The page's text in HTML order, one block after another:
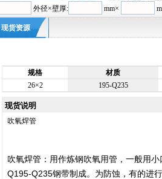
外径×壁厚: mm×
现货资源
规格 材质
26×2
195-Q235
现货说明
吹氧焊管
吹氧焊管：用作炼钢吹氧用管，一般用
Q195-Q235钢带制成。为防蚀，有的进行